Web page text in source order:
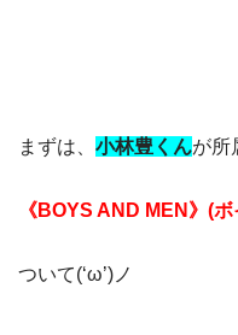
まずは、 小林豊 くんが所
《BOYS AND MEN》(
ついて(‘ω’)ノ